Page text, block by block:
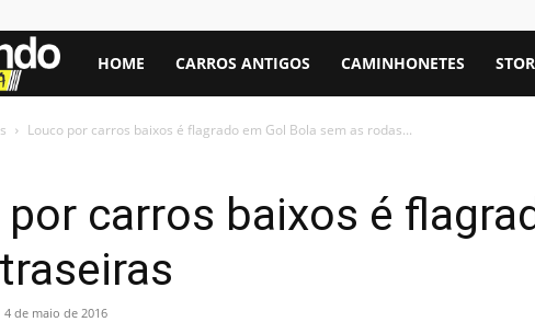
Mundo
Fixa
HOME CARROS ANTIGOS CAMINHONETES
Louco por carros baixos é flagrado em Gol Bola sem as rodas...
carros baixos é
4 de maio de 2016